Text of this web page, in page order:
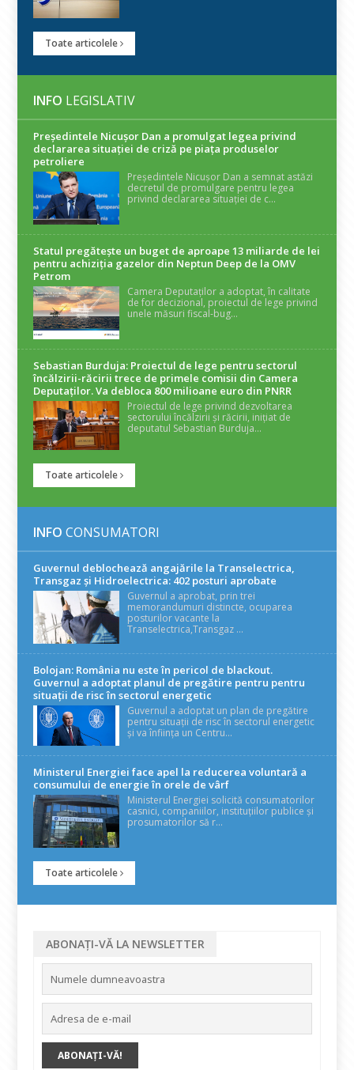
Toate articolele
INFO LEGISLATIV
Președintele Nicuşor Dan a promulgat legea privind
declararea situaţiei de criză pe piaţa produselor
petroliere
Președintele Nicușor Dan a semnat astăzi
decretul de promulgare pentru legea
privind declararea situației de c...
Statul pregătește un buget de aproape 13 miliarde de lei
pentru achiziția gazelor din Neptun Deep de la OMV
Petrom
Camera Deputaților a adoptat, în calitate
de for decizional, proiectul de lege privind
unele măsuri fiscal-bug...
Sebastian Burduja: Proiectul de lege pentru sectorul
încălzirii-răcirii trece de primele comisii din Camera
Deputaților. Va debloca 800 milioane euro din PNRR
Proiectul de lege privind dezvoltarea
sectorului încălzirii și răcirii, inițiat de
deputatul Sebastian Burduja...
Toate articolele
INFO CONSUMATORI
Guvernul deblochează angajările la Transelectrica,
Transgaz și Hidroelectrica: 402 posturi aprobate
Guvernul a aprobat, prin trei
memorandumuri distincte, ocuparea
posturilor vacante la
Transelectrica,Transgaz ...
Bolojan: România nu este în pericol de blackout.
Guvernul a adoptat planul de pregătire pentru pentru
situații de risc în sectorul energetic
Guvernul a adoptat un plan de pregătire
pentru situații de risc în sectorul energetic
și va înființa un Centru...
Ministerul Energiei face apel la reducerea voluntară a
consumului de energie în orele de vârf
Ministerul Energiei solicită consumatorilor
casnici, companiilor, instituțiilor publice și
prosumatorilor să r...
Toate articolele
ABONAȚI-VĂ LA NEWSLETTER